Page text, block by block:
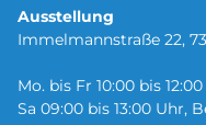
Ausstellung
Immelmannstraße 22,
Mo. bis Fr 10:00 bis
Sa 09:00 bis 13:00 Uhr,